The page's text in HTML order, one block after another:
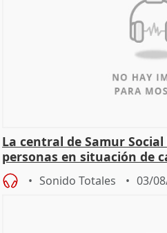
La central de Samur
personas en situación de
de Calor
Sonido Totales 03/